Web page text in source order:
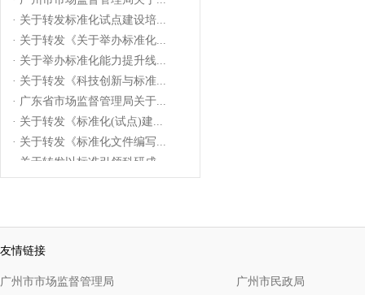
· 关于转发标准化试点建设培...
· 关于转发《关于举办标准化...
· 关于举办标准化能力提升线...
· 关于转发《科技创新与标准...
· 广东省市场监督管理局关于...
· 关于转发《标准化(试点)建...
· 关于转发《标准化文件编写...
· 关于转发以标准引领科研成...
· 广州市市场监督管理局关于...
友情链接
广州市市场监督管理局
广州市民政局